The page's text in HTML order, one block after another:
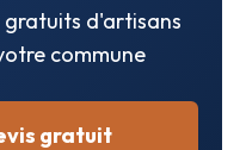
gratuits d'artisans
commune
gratuit